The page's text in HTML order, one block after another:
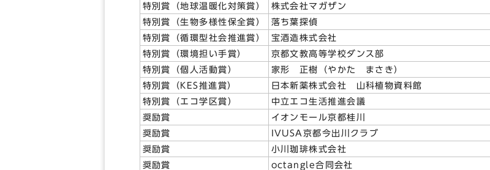
特別賞（地球温暖化対策賞）
株式会社マガザン
特別賞（生物多様性保全賞）
落ち葉探偵
特別賞（循環型社会推進賞）
宝酒造株式会社
特別賞（環境担い手賞）
京都文教高等学校ダンス部
特別賞（個人活動賞）
家形 正樹（やかた まさき）
特別賞（KES推進賞）
日本新薬株式会社 山科植物資料館
特別賞（エコ学区賞）
中立エコ生活推進会議
奨励賞
イオンモール京都桂川
奨励賞
IVUSA京都今出川クラブ
奨励賞
小川珈琲株式会社
奨励賞
octangle合同会社